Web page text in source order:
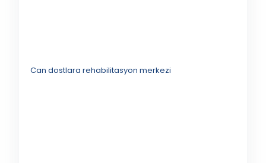
Can dostlara rehabilitasyon merkezi